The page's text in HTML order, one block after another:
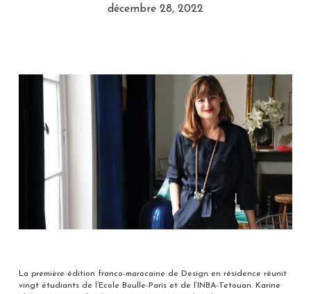
décembre 28, 2022
La première édition franco-marocaine de Design en résidence réunit
vingt étudiants de l’Ecole Boulle-Paris et de l’INBA-Tetouan. Karine